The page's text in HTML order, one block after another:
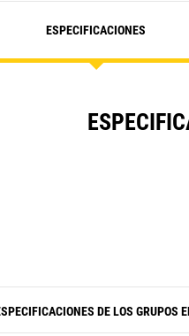
ESPECIFICACIONES
DE LOS GRUPOS